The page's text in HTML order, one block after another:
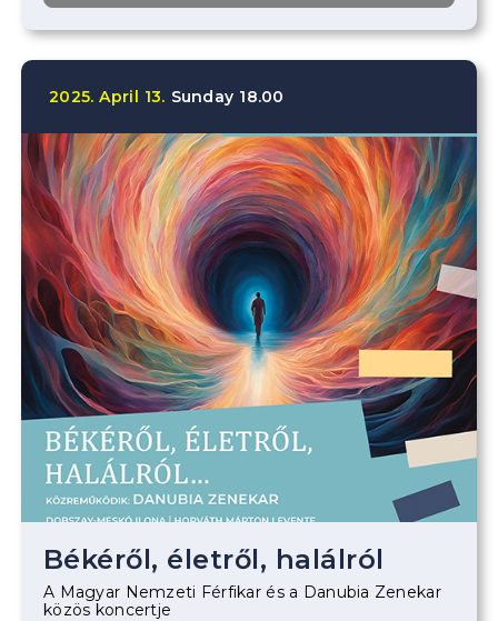
2025. April 13. Sunday 18.00
Békéről, életről, halálról
A Magyar Nemzeti Férfikar és a Danubia Zenekar
közös koncertje